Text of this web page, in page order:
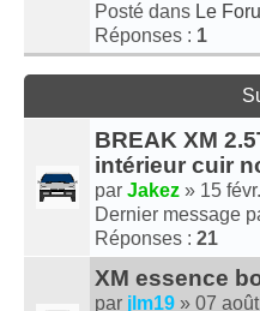
Posté dans Le
Réponses : 1
BREAK XM
intérieur cuir
par Jakez » 15
Dernier message
Réponses : 21
XM essence
par jlm19 » 07